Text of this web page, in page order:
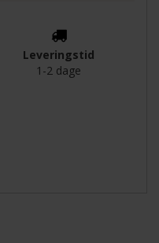
Leveringstid
1-2 dage